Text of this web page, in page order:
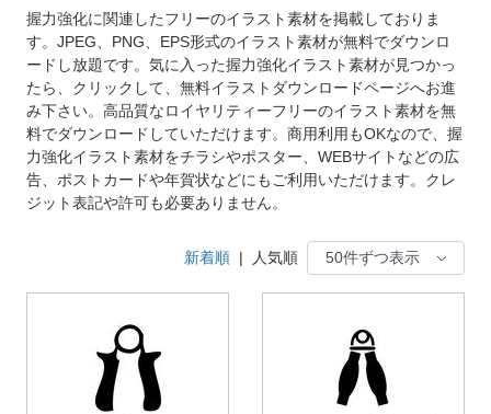
握力強化に関連したフリーのイラスト素材を掲載しておりま
す。JPEG、PNG、EPS形式のイラスト素材が無料でダウンロ
ードし放題です。気に入った握力強化イラスト素材が見つかっ
たら、クリックして、無料イラストダウンロードページへお進
み下さい。高品質なロイヤリティーフリーのイラスト素材を無
料でダウンロードしていただけます。商用利用もOKなので、握
力強化イラスト素材をチラシやポスター、WEBサイトなどの広
告、ポストカードや年賀状などにもご利用いただけます。クレ
ジット表記や許可も必要ありません。
新着順 | 人気順